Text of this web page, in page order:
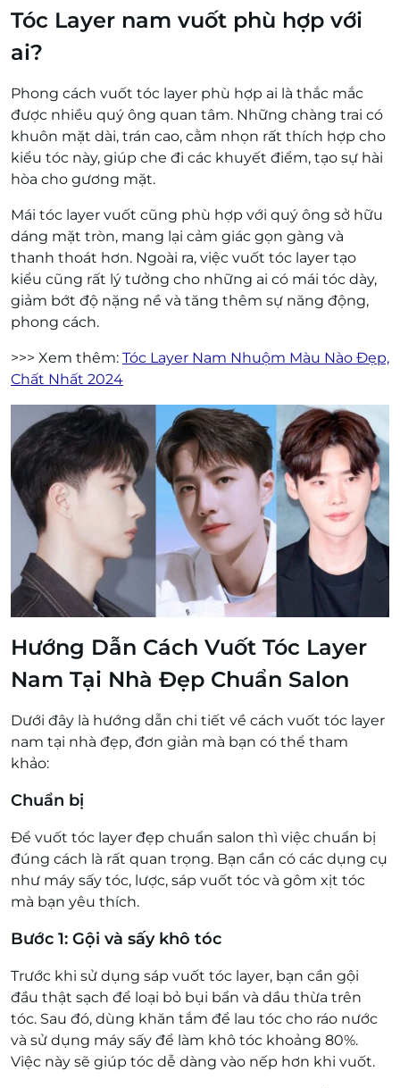
Tóc Layer nam vuốt phù hợp với
ai?
Phong cách vuốt tóc layer phù hợp ai là thắc mắc
được nhiều quý ông quan tâm. Những chàng trai có
khuôn mặt dài, trán cao, cằm nhọn rất thích hợp cho
kiểu tóc này, giúp che đi các khuyết điểm, tạo sự hài
hòa cho gương mặt.
Mái tóc layer vuốt cũng phù hợp với quý ông sở hữu
dáng mặt tròn, mang lại cảm giác gọn gàng và
thanh thoát hơn. Ngoài ra, việc vuốt tóc layer tạo
kiểu cũng rất lý tưởng cho những ai có mái tóc dày,
giảm bớt độ nặng nề và tăng thêm sự năng động,
phong cách.
>>> Xem thêm: Tóc Layer Nam Nhuộm Màu Nào Đẹp,
Chất Nhất 2024
Hướng Dẫn Cách Vuốt Tóc Layer
Nam Tại Nhà Đẹp Chuẩn Salon
Dưới đây là hướng dẫn chi tiết về cách vuốt tóc layer
nam tại nhà đẹp, đơn giản mà bạn có thể tham
khảo:
Chuẩn bị
Để vuốt tóc layer đẹp chuẩn salon thì việc chuẩn bị
đúng cách là rất quan trọng. Bạn cần có các dụng cụ
như máy sấy tóc, lược, sáp vuốt tóc và gôm xịt tóc
mà bạn yêu thích.
Bước 1: Gội và sấy khô tóc
Trước khi sử dụng sáp vuốt tóc layer, bạn cần gội
đầu thật sạch để loại bỏ bụi bẩn và dầu thừa trên
tóc. Sau đó, dùng khăn tắm để lau tóc cho ráo nước
và sử dụng máy sấy để làm khô tóc khoảng 80%.
Việc này sẽ giúp tóc dễ dàng vào nếp hơn khi vuốt.